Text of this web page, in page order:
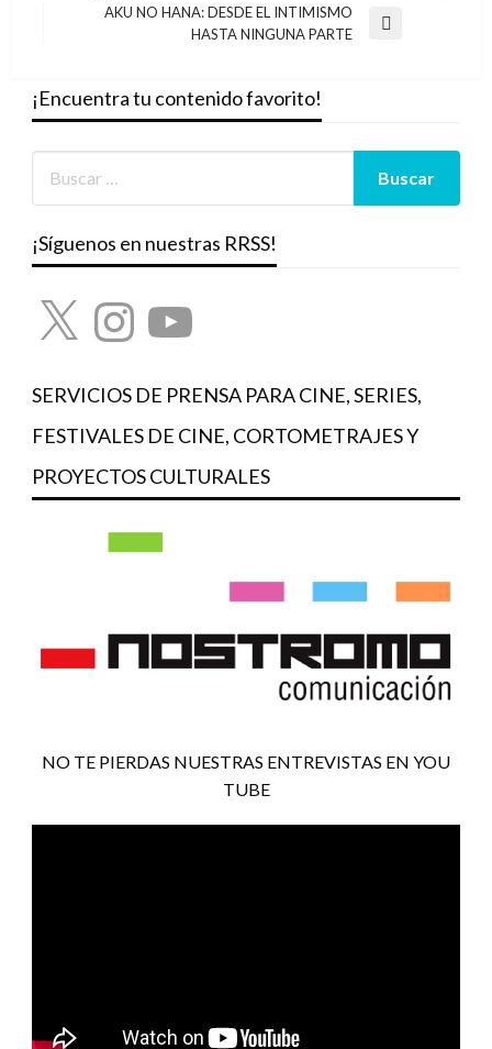
AKU NO HANA: DESDE EL INTIMISMO
HASTA NINGUNA PARTE
¡Encuentra tu contenido favorito!
¡Síguenos en nuestras RRSS!
X InstagramYouTube
SERVICIOS DE PRENSA PARA CINE, SERIES,
FESTIVALES DE CINE, CORTOMETRAJES Y
PROYECTOS CULTURALES
NO TE PIERDAS NUESTRAS ENTREVISTAS EN YOU
TUBE